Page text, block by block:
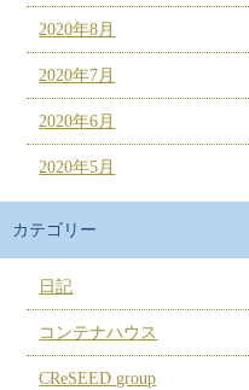
2020年8月
2020年7月
2020年6月
2020年5月
カテゴリー
日記
コンテナハウス
CReSEED group